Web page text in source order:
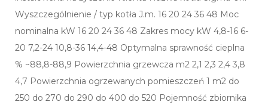
Wyszczególnienie / typ kotła J.m. 16 20 24 36 48 Moc
nominalna kW 16 20 24 36 48 Zakres mocy kW 4,8-16 6-
20 7,2-24 10,8-36 14,4-48 Optymalna sprawność cieplna
% ~88,8-88,9 Powierzchnia grzewcza m2 2,1 2,3 2,4 3,8
4,7 Powierzchnia ogrzewanych pomieszczeń 1 m2 do
250 do 270 do 290 do 400 do 520 Pojemność zbiornika